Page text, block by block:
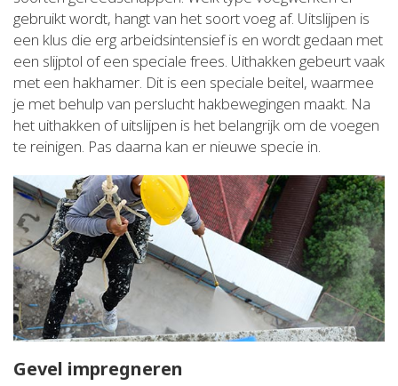
gebruikt wordt, hangt van het soort voeg af. Uitslijpen is
een klus die erg arbeidsintensief is en wordt gedaan met
een slijptol of een speciale frees. Uithakken gebeurt vaak
met een hakhamer. Dit is een speciale beitel, waarmee
je met behulp van perslucht hakbewegingen maakt. Na
het uithakken of uitslijpen is het belangrijk om de voegen
te reinigen. Pas daarna kan er nieuwe specie in.
Gevel impregneren